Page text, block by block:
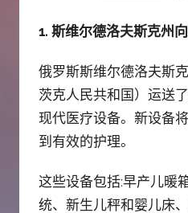
斯
文
化
中
心
1. 斯维尔德洛夫斯克州
俄罗斯斯维尔德洛夫斯
茨克人民共和国）运送
现代医疗设备。新设备
到有效的护理。
这些设备包括:早产儿暖
统、新生儿秤和婴儿床